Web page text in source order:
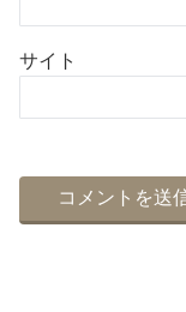
サイト